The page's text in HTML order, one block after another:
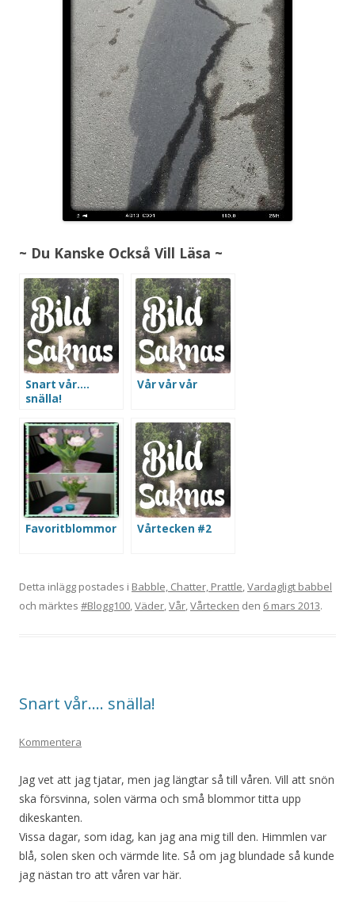
~ Du Kanske Också Vill Läsa ~
Snart vår….
snälla!
Vår vår vår
Favoritblommor Vårtecken #2
Detta inlägg postades i Babble, Chatter, Prattle,Vardagligt babbel
och märktes #Blogg100,Väder,Vår,Vårtecken den 6 mars 2013.
Snart vår…. snälla!
Kommentera
Jag vet att jag tjatar, men jag längtar så till våren. Vill att snön
ska försvinna, solen värma och små blommor titta upp
dikeskanten.
Vissa dagar, som idag, kan jag ana mig till den. Himmlen var
blå, solen sken och värmde lite. Så om jag blundade så kunde
jag nästan tro att våren var här.